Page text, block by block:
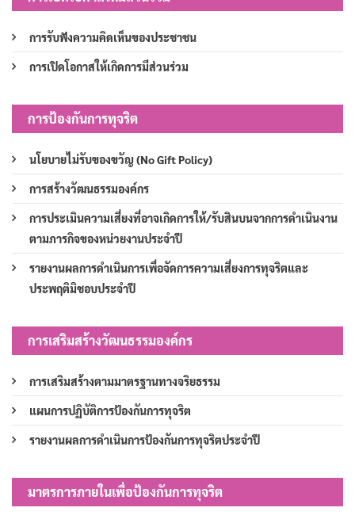
การรับฟังความคิดเห็นของประชาชน
การเปิดโอกาสให้เกิดการมีส่วนร่วม
การป้องกันการทุจริต
นโยบายไม่รับของขวัญ (No Gift Policy)
การสร้างวัฒนธรรมองค์กร
การประเมินความเสี่ยงที่อาจเกิดการให้/รับสินบนจากการดำเนินงาน
ตามภารกิจของหน่วยงานประจำปี
รายงานผลการดำเนินการเพื่อจัดการความเสี่ยงการทุจริตและ
ประพฤติมิชอบประจำปี
การเสริมสร้างวัฒนธรรมองค์กร
การเสริมสร้างตามมาตรฐานทางจริยธรรม
แผนการปฏิบัติการป้องกันการทุจริต
รายงานผลการดำเนินการป้องกันการทุจริตประจำปี
มาตรการภายในเพื่อป้องกันการทุจริต